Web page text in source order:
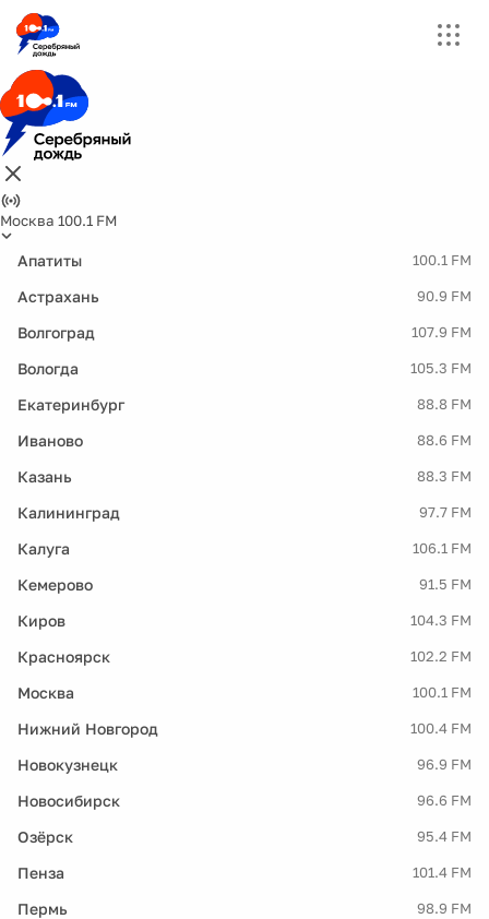
Москва 100.1 FM
Апатиты 100.1 FM
Астрахань 90.9 FM
Волгоград 107.9 FM
Вологда 105.3 FM
Екатеринбург 88.8 FM
Иваново 88.6 FM
Казань 88.3 FM
Калининград 97.7 FM
Калуга 106.1 FM
Кемерово 91.5 FM
Киров 104.3 FM
Красноярск 102.2 FM
Москва 100.1 FM
Нижний Новгород 100.4 FM
Новокузнецк 96.9 FM
Новосибирск 96.6 FM
Озёрск 95.4 FM
Пенза 101.4 FM
Пермь 98.9 FM